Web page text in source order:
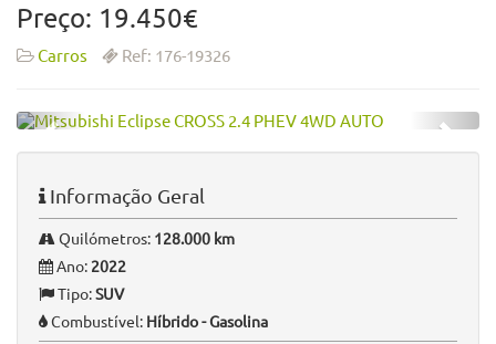
Preço: 19.450€
Carros Ref: 176-19326
Informação Geral
Quilómetros: 128.000 km
Ano: 2022
Tipo:SUV
Combustível: Híbrido - Gasolina